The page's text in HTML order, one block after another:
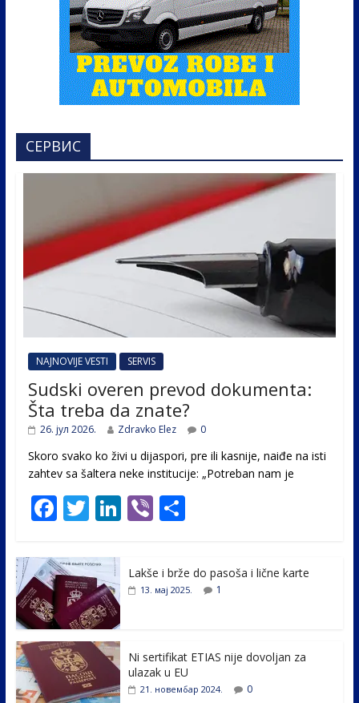
СЕРВИС
NAJNOVIJE VESTI SERVIS
Sudski overen prevod dokumenta:
Šta treba da znate?
26. јул 2026. Zdravko Elez 0
Skoro svako ko živi u dijaspori, pre ili kasnije, naiđe na isti
zahtev sa šaltera neke institucije: „Potreban nam je
F
e
b
o
o
k
T
itt
er
Li
e
Vi
er
S
ar
e
Lakše i brže do pasoša i lične karte
13. мај 2025. 1
Ni sertifikat ETIAS nije dovoljan za
ulazak u EU
21. новембар 2024. 0